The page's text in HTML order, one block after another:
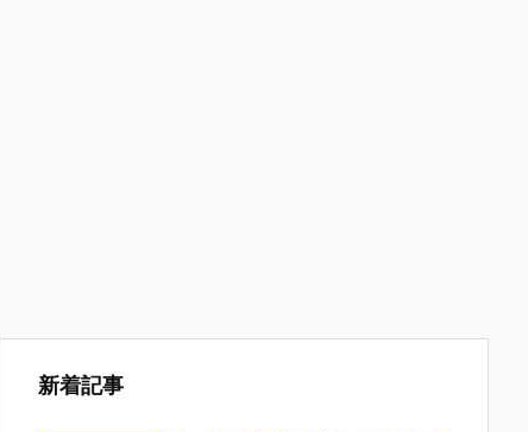
新着記事